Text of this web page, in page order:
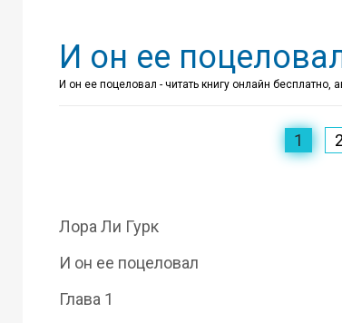
И он ее
И он ее поцеловал - читать книгу онлайн бесплатно,
1 2
Лора Ли Гурк
И он ее поцеловал
Глава 1